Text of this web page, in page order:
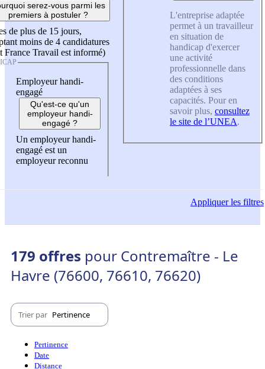
serez-vous parmi les
premiers à postuler ?
de plus de 15 jours,
moins de 4 candidatures
France Travail est informé)
Employeur handi-
engagé
Qu'est-ce qu'un
employeur handi-
engagé ?
Un employeur handi-
engagé est un
employeur reconnu
L'entreprise adaptée
permet à un travailleur
en situation de
handicap d'exercer
une activité
professionnelle dans
des conditions
adaptées à ses
capacités. Pour en
savoir plus, consultez
le site de l’UNEA.
Appliquerles filtres
179 offres pour Contremaître - Le
Havre (76600, 76610, 76620)
Trier par Pertinence
Pertinence
Date
Distance